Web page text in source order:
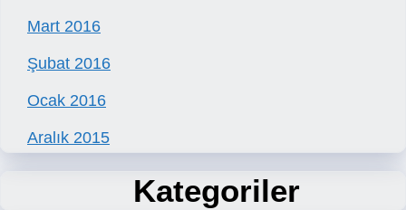
Mart 2016
Şubat 2016
Ocak 2016
Aralık 2015
Kategoriler